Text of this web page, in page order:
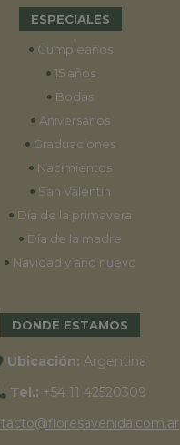
ESPECIALES
• Cumpleaños
• 15 años
• Bodas
• Aniversarios
• Graduaciones
• Nacimientos
• San Valentín
• Día de la primavera
• Día de la madre
• Navidad y año nuevo
DONDE ESTAMOS
Ubicación: Argentina
Tel.: +54 11 42520309